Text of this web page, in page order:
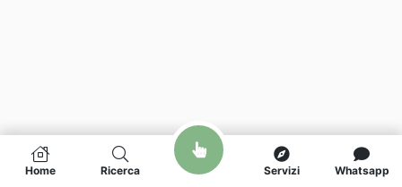
Home Ricerca Servizi Whatsapp